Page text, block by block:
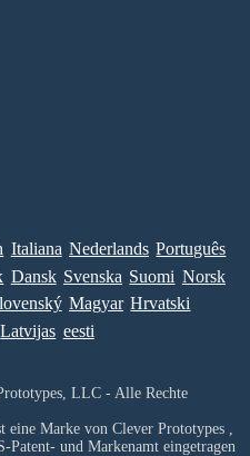
Italiana Nederlands Português
Dansk Svenska Suomi Norsk
Magyar Hrvatski
Latvijas eesti
LLC - Alle Rechte
eine Marke von Clever Prototypes ,
Patent- und Markenamt eingetragen